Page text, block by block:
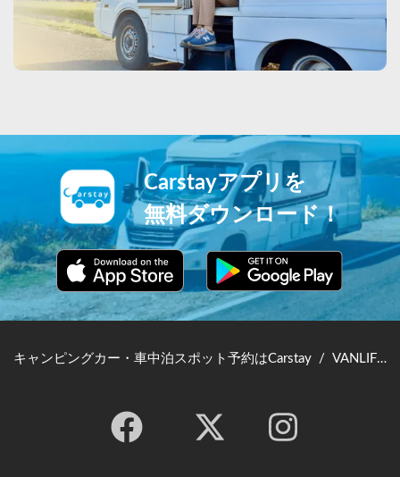
Carstayアプリを
無料ダウンロード！
キャンピングカー・車中泊スポット予約はCarstay / VANLIFE JAPAN TOP